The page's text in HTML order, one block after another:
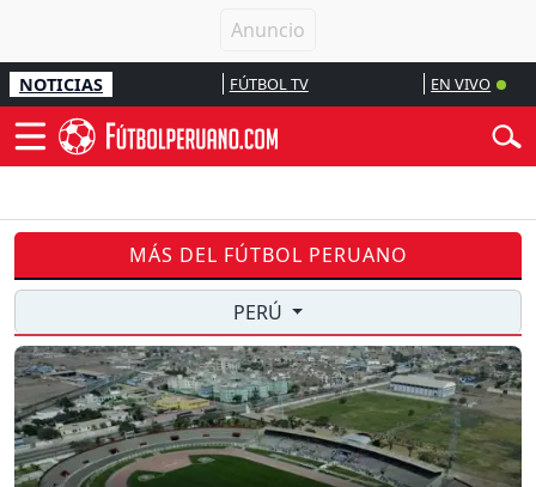
NOTICIAS FÚTBOL TV EN VIVO
MÁS DEL FÚTBOL PERUANO
PERÚ